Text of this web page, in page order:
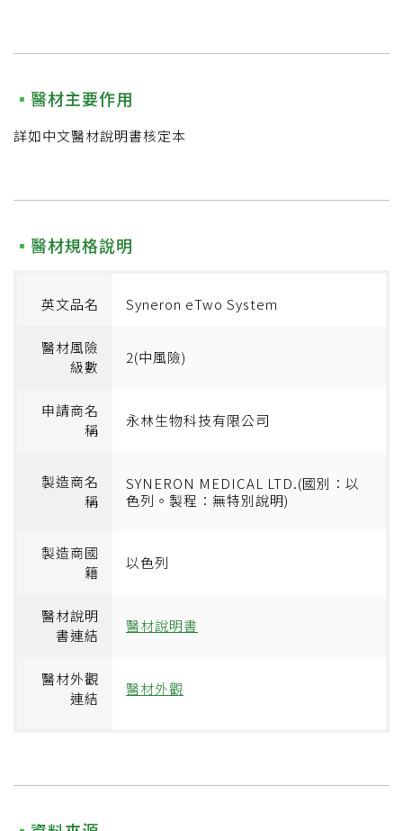
醫材主要作用
詳如中文醫材說明書核定本
醫材規格說明
英文品名 Syneron eTwo System
醫材風險
級數
2(中風險)
申請商名
稱
永林生物科技有限公司
製造商名
稱
SYNERON MEDICAL LTD.(國別：以
色列。製程：無特別說明)
製造商國
籍
以色列
醫材說明
書連結
醫材說明書
醫材外觀
連結
醫材外觀